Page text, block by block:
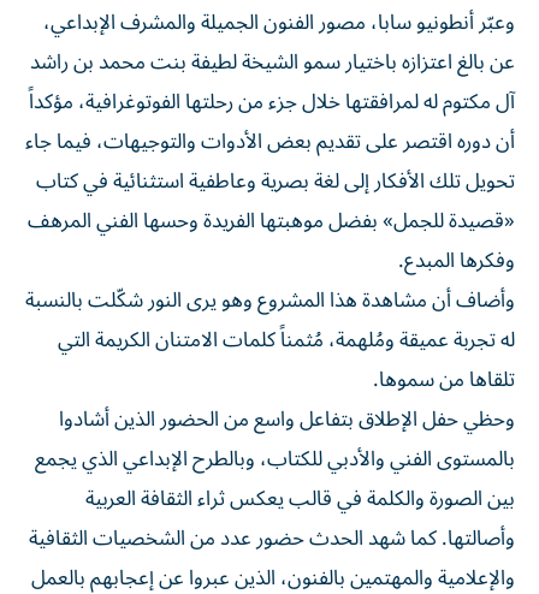
وعبّر أنطونيو سابا، مصور الفنون الجميلة والمشرف الإبداعي،
عن بالغ اعتزازه باختيار سمو الشيخة لطيفة بنت محمد بن راشد
آل مكتوم له لمرافقتها خلال جزء من رحلتها الفوتوغرافية، مؤكداً
أن دوره اقتصر على تقديم بعض الأدوات والتوجيهات، فيما جاء
تحويل تلك الأفكار إلى لغة بصرية وعاطفية استثنائية في كتاب
«قصيدة للجمل» بفضل موهبتها الفريدة وحسها الفني المرهف
وفكرها المبدع.
وأضاف أن مشاهدة هذا المشروع وهو يرى النور شكّلت بالنسبة
له تجربة عميقة ومُلهمة، مُثمناً كلمات الامتنان الكريمة التي
تلقاها من سموها.
وحظي حفل الإطلاق بتفاعل واسع من الحضور الذين أشادوا
بالمستوى الفني والأدبي للكتاب، وبالطرح الإبداعي الذي يجمع
بين الصورة والكلمة في قالب يعكس ثراء الثقافة العربية
وأصالتها. كما شهد الحدث حضور عدد من الشخصيات الثقافية
والإعلامية والمهتمين بالفنون، الذين عبروا عن إعجابهم بالعمل